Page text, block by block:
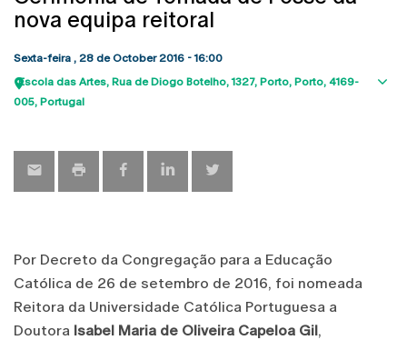
nova equipa reitoral
Sexta-feira , 28 de October 2016 - 16:00
Escola das Artes Rua de Diogo Botelho, 1327 Porto Porto 4169-
005 Portugal
Por Decreto da Congregação para a Educação
Católica de 26 de setembro de 2016, foi nomeada
Reitora da Universidade Católica Portuguesa a
Doutora Isabel Maria de Oliveira Capeloa Gil,